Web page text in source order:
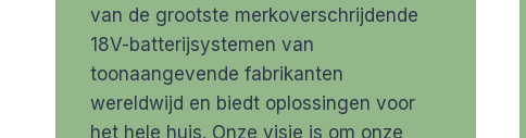
van de grootste merkoverschrijdende
18V-batterijsystemen van
toonaangevende fabrikanten
wereldwijd en biedt oplossingen voor
het hele huis. Onze visie is om onze